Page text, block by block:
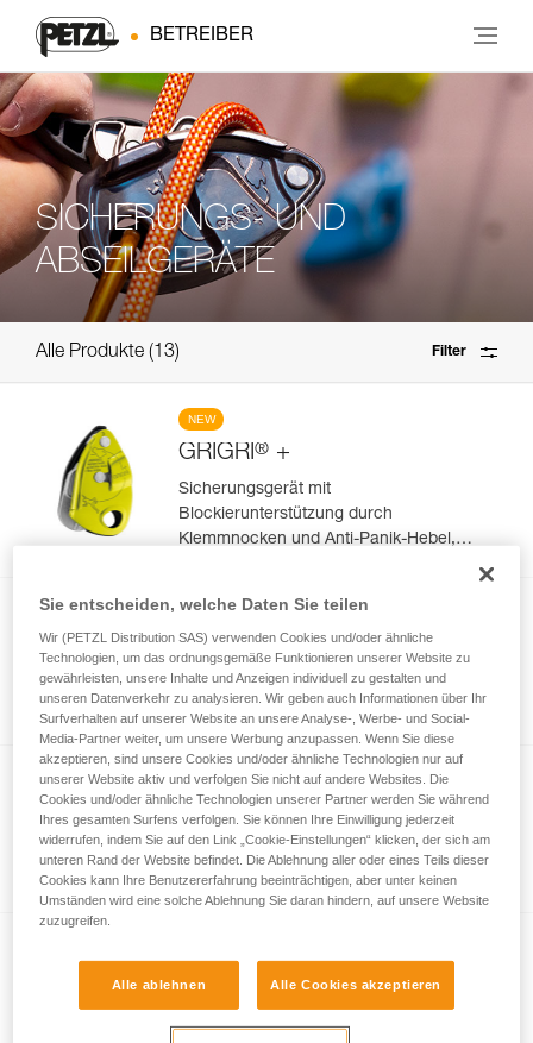
BETREIBER
SICHERUNGS- UND
ABSEILGERÄTE
Alle Produkte 13 Filter
NEW
GRIGRI® +
Sicherungsgerät mit
Blockierunterstützung durch
Klemmnocken und Anti-Panik-Hebel,
NEOX ®
Sicherungsgerät mit
Blockierunterstützung durch
Klemmnocken, optimiert für das Klettern
im Vorstieg
GRIGRI®
Kompaktes und vielseitiges
Sicherungsgerät mit
Blockierunterstützung durch
Klemmnocken, zum Vorstiegs- und
Vielseitiges, leichtes Sicherungs- und
Abseilgerät für die Verwendung mit einem
Sie entscheiden, welche Daten Sie teilen
Wir (PETZL Distribution SAS) verwenden Cookies und/oder ähnliche
Technologien, um das ordnungsgemäße Funktionieren unserer Website zu
gewährleisten, unsere Inhalte und Anzeigen individuell zu gestalten und
unseren Datenverkehr zu analysieren. Wir geben auch Informationen über Ihr
Surfverhalten auf unserer Website an unsere Analyse-, Werbe- und Social-
Media-Partner weiter, um unsere Werbung anzupassen. Wenn Sie diese
akzeptieren, sind unsere Cookies und/oder ähnliche Technologien nur auf
unserer Website aktiv und verfolgen Sie nicht auf andere Websites. Die
Cookies und/oder ähnliche Technologien unserer Partner werden Sie während
Ihres gesamten Surfens verfolgen. Sie können Ihre Einwilligung jederzeit
widerrufen, indem Sie auf den Link „Cookie-Einstellungen“ klicken, der sich am
unteren Rand der Website befindet. Die Ablehnung aller oder eines Teils dieser
Cookies kann Ihre Benutzererfahrung beeinträchtigen, aber unter keinen
Umständen wird eine solche Ablehnung Sie daran hindern, auf unsere Website
zuzugreifen.
Alle ablehnen Alle Cookies akzeptieren